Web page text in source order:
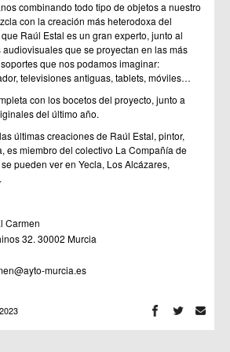
combinando todo tipo de objetos a nuestro
con la creación más heterodoxa del
Raúl Estal es un gran experto, junto al
que se proyectan en las más
que nos podamos imaginar:
televisiones antiguas, tablets, móviles…
con los bocetos del proyecto, junto a
del último año.
últimas creaciones de Raúl Estal, pintor,
es miembro del colectivo La Compañía de
pueden ver en Yecla, Los Alcázares,
Carmen
32. 30002 Murcia
murcia.es